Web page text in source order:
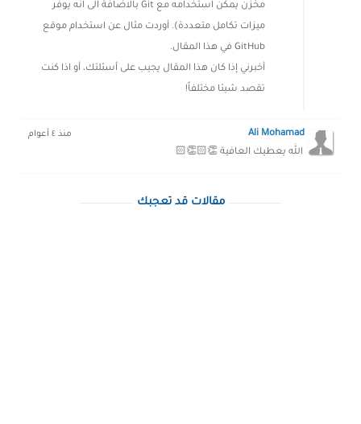
مخزن يمكن استخدامه مع Git بالاضافة الى انه يوفر
ميزات تكامل متعددة). أوردت مثال عن استخدام موقع
GitHub في هذا المقال.
أخبرني إذا كان هذا المقال يجيب على أسئلتك، أو اذا كنت
تقصد شيئا مختلفاً!
Ali Mohamad منذ ٤ أعوام
الله يعطيك العافية 👏🏻👏🏻
مقالات قد تعجبك